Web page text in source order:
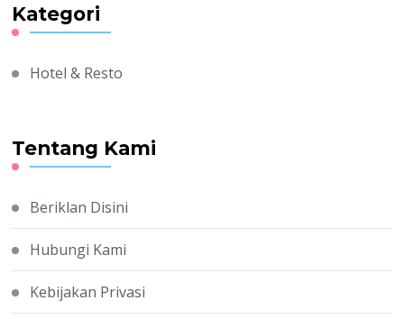
Kategori
Hotel & Resto
Tentang Kami
Beriklan Disini
Hubungi Kami
Kebijakan Privasi